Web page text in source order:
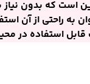
است که بدون نیاز
به راحتی از آن
استفاده در